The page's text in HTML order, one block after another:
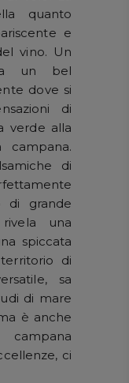
quanto
e
vino. Un
un bel
dove si
di
verde alla
campana.
di
di grande
una
spiccata
di
sa
di mare
è anche
ci